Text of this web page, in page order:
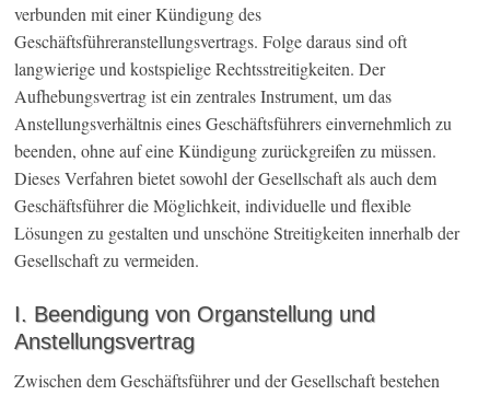
verbunden mit einer Kündigung des
Geschäftsführeranstellungsvertrags. Folge daraus sind oft
langwierige und kostspielige Rechtsstreitigkeiten. Der
Aufhebungsvertrag ist ein zentrales Instrument, um das
Anstellungsverhältnis eines Geschäftsführers einvernehmlich zu
beenden, ohne auf eine Kündigung zurückgreifen zu müssen.
Dieses Verfahren bietet sowohl der Gesellschaft als auch dem
Geschäftsführer die Möglichkeit, individuelle und flexible
Lösungen zu gestalten und unschöne Streitigkeiten innerhalb der
Gesellschaft zu vermeiden.
I. Beendigung von Organstellung und
Anstellungsvertrag
Zwischen dem Geschäftsführer und der Gesellschaft bestehen